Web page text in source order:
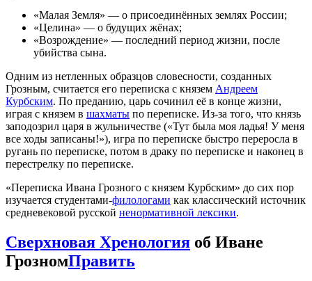
«Малая Земля» — о присоединённых землях России;
«Целина» — о будущих жёнах;
«Возрождение» — последний период жизни, после
убийства сына.
Одним из нетленных образцов словесности, созданных
Грозным, считается его переписка с князем Андреем
Курбским. По преданию, царь сочинил её в конце жизни,
играя с князем в шахматы по переписке. Из-за того, что князь
заподозрил царя в жульничестве («Тут была моя ладья! У меня
все ходы записаны!»), игра по переписке быстро переросла в
ругань по переписке, потом в драку по переписке и наконец в
перестрелку по переписке.
«Переписка Ивана Грозного с князем Курбским» до сих пор
изучается студентами-филологами как классический источник
средневековой русской ненормативной лексики.
Сверхновая Хренология об Иване
ГрозномПравить